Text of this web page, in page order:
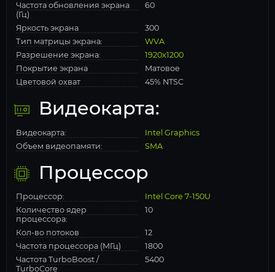
Частота обновления экрана
(Гц)
60
Яркость экрана
300
Тип матрицы экрана:
WVA
Разрешение экрана:
1920x1200
Покрытие экрана
Матовое
Цветовой охват
45% NTSC
Видеокарта:
Видеокарта:
Intel Graphics
Объем видеопамяти:
SMA
Процессор
Процессор:
Intel Core 7-150U
Количество ядер
процессора:
10
Кол-во потоков
12
Частота процессора (МГц)
1800
Частота TurboBoost /
TurboCore
5400